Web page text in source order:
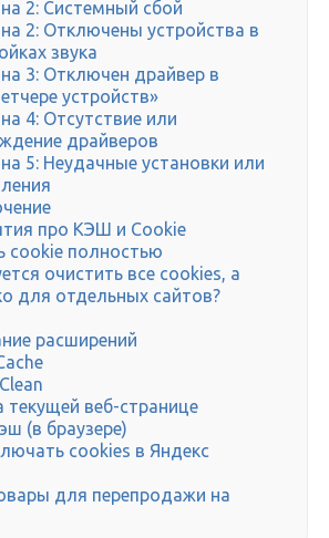
2: Системный сбой
2: Отключены устройства в
звука
3: Отключен драйвер в
устройств»
4: Отсутствие или
драйверов
5: Неудачные установки или
про КЭШ и Сookie
cookie полностью
очистить все cookies, а
для отдельных сайтов?
расширений
текущей веб-странице
(в браузере)
cookies в Яндекс
для перепродажи на